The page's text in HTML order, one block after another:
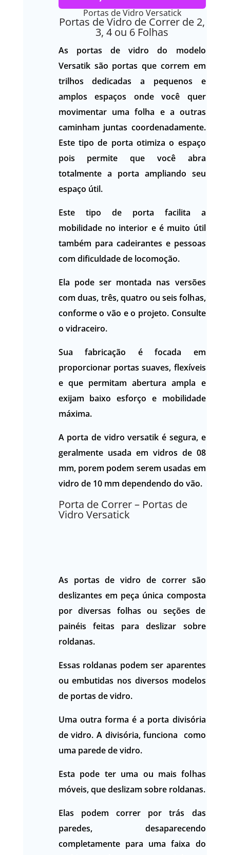
Portas de Vidro Versatick
Portas de Vidro de Correr de 2,
3, 4 ou 6 Folhas
As portas de vidro do modelo
Versatik são portas que correm em
trilhos dedicadas a pequenos e
amplos espaços onde você quer
movimentar uma folha e a outras
caminham juntas coordenadamente.
Este tipo de porta otimiza o espaço
pois permite que você abra
totalmente a porta ampliando seu
espaço útil.
Este tipo de porta facilita a
mobilidade no interior e é muito útil
também para cadeirantes e pessoas
com dificuldade de locomoção.
Ela pode ser montada nas versões
com duas, três, quatro ou seis folhas,
conforme o vão e o projeto. Consulte
o vidraceiro.
Sua fabricação é focada em
proporcionar portas suaves, flexíveis
e que permitam abertura ampla e
exijam baixo esforço e mobilidade
máxima.
A porta de vidro versatik é segura, e
geralmente usada em vidros de 08
mm, porem podem serem usadas em
vidro de 10 mm dependendo do vão.
Porta de Correr – Portas de
Vidro Versatick
As portas de vidro de correr são
deslizantes em peça única composta
por diversas folhas ou seções de
painéis feitas para deslizar sobre
roldanas.
Essas roldanas podem ser aparentes
ou embutidas nos diversos modelos
de portas de vidro.
Uma outra forma é a porta divisória
de vidro. A divisória, funciona como
uma parede de vidro.
Esta pode ter uma ou mais folhas
móveis, que deslizam sobre roldanas.
Elas podem correr por trás das
paredes, desaparecendo
completamente para uma faixa do